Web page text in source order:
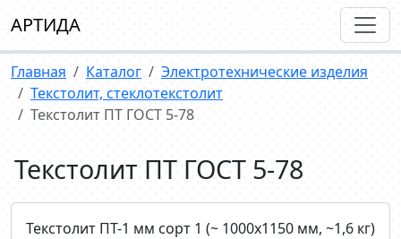
АРТИДА
Главная Каталог
Электротехнические изделия
Текстолит, стеклотекстолит
Текстолит ПТ ГОСТ 5-78
Текстолит ПТ ГОСТ 5-78
Текстолит ПТ-1 мм сорт 1 (~ 1000х1150 мм, ~1,6 кг)